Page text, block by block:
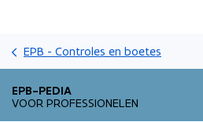
EPB - Controles en boetes
EPB-PEDIA
VOOR PROFESSIONELEN